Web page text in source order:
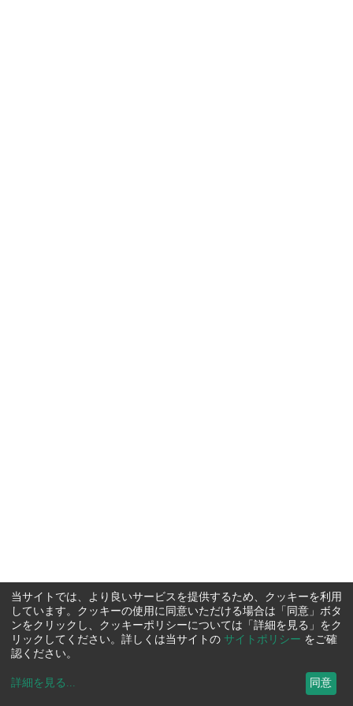
当サイトでは、より良いサービスを提供するため、クッキーを利用
しています。クッキーの使用に同意いただける場合は「同意」ボタ
ンをクリックし、クッキーポリシーについては「詳細を見る」をク
リックしてください。詳しくは当サイトの サイトポリシー をご確
認ください。
詳細を見る ... 同意